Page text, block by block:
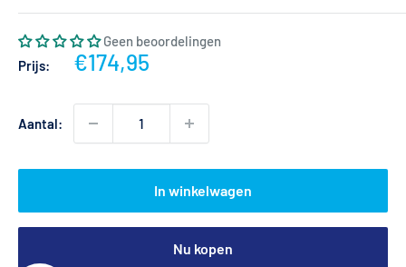
Geen beoordelingen
Prijs:
Actieprijs
€174,95
Aantal:
In winkelwagen
Nu kopen